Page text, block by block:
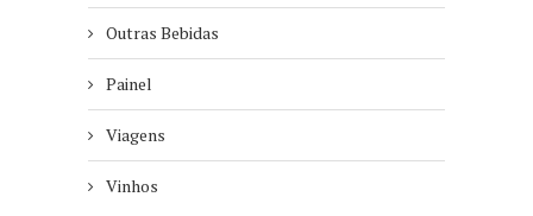
Outras Bebidas
Painel
Viagens
Vinhos